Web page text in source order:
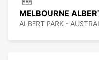
MELBOURNE
ALBERT PARK -